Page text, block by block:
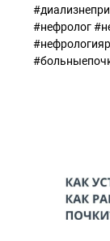
#нефролог